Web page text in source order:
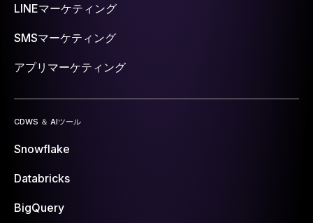
LINEマーケティング
SMSマーケティング
アプリマーケティング
CDWS ＆ AIツール
Snowflake
Databricks
BigQuery